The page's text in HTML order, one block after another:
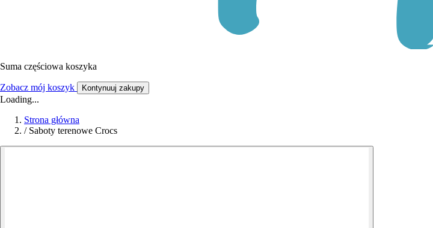
Suma częściowa koszyka
Zobacz mój koszyk Kontynuuj zakupy
Loading...
Strona główna
/ Saboty terenowe Crocs